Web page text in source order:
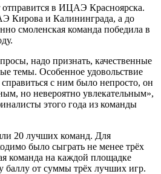
отправится в ИЦАЭ Красноярска.
Кирова и Калининграда, а до
смоленская команда победила в
надо признать, качественные
темы. Особенное удовольствие
с ним было непросто, он
но невероятно увлекательным»,
этого года из команды
20 лучших команд. Для
было сыграть не менее трёх
команда на каждой площадке
баллу от суммы трёх лучших игр.